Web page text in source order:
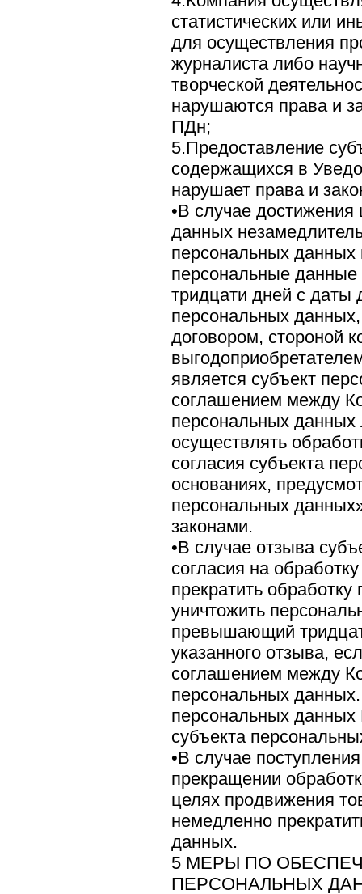
статистических или
для осуществления
журналиста либо
творческой
нарушаются права и
ПДн;
5.Предоставление
содержащихся в
нарушает права и
•В случае
данных
персональных данных
персональные
тридцати дней с даты
персональных
договором, стороной
является субъект
соглашением между
персональных
осуществлять
согласия субъекта
основаниях,
персональных
законами.
•В случае отзыва
согласия на
прекратить
уничтожить
превышающий
указанного отзыва,
соглашением между
персональных
персональных данных
субъекта
•В случае
прекращении
целях продвижения
немедленно
данных.
5 МЕРЫ ПО
ПЕРСОНАЛЬНЫХ